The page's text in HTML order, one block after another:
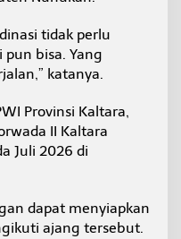
tidak perlu
bisa. Yang
katanya.
Provinsi Kaltara,
II Kaltara
Juli 2026 di
dapat menyiapkan
ajang tersebut.